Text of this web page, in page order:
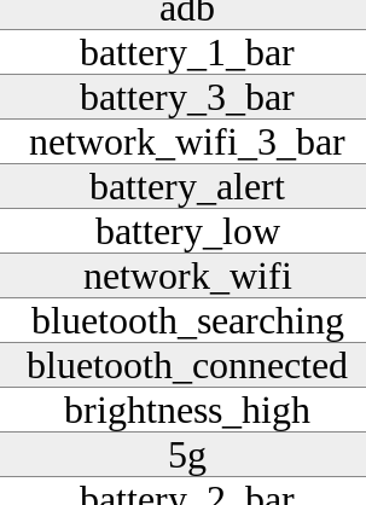
battery_1_bar
battery_3_bar
network_wifi_3_bar
battery_alert
battery_low
network_wifi
bluetooth_searching
bluetooth_connected
brightness_high
5g